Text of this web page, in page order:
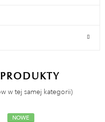
w tej samej kategorii)
NOWE